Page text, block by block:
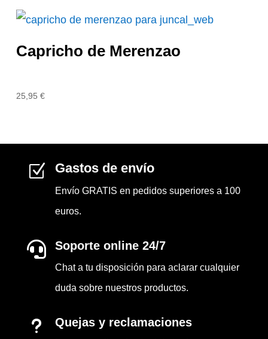
Capricho de Merenzao
25,95€
Z Gastos de envío
Envío GRATIS en pedidos superiores a 100
euros.
 Soporte online 24/7
Chat a tu disposición para aclarar cualquier
duda sobre nuestros productos.
u Quejas y reclamaciones